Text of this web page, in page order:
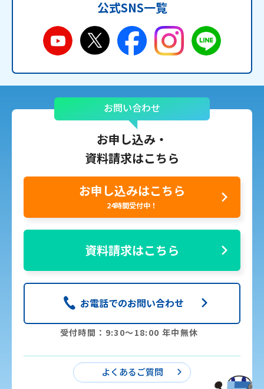
公式SNS一覧
お問い合わせ
お申し込み・
資料請求はこちら
お申し込みはこちら
24時間受付中！
資料請求はこちら
お電話でのお問い合わせ
受付時間：9:30〜18:00 年中無休
よくあるご質問